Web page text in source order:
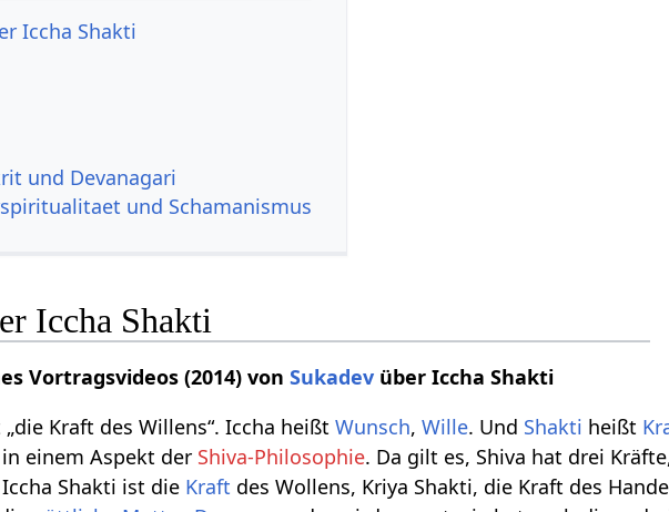
Iccha Shakti
und Devanagari
und Schamanismus
Iccha Shakti
Vortragsvideos (2014) vonSukadev über Iccha Shakti
Kraft des Willens“. Iccha heißtWunsch,Wille. Und Shakti heißt
in einem Aspekt der Shiva-Philosophie. Da gilt es, Shiva hat drei
Shakti ist die Kraft des Wollens, Kriya Shakti, die Kraft des